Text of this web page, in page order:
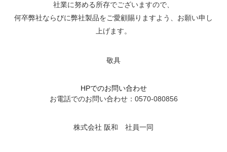
社業に努める所存でございますので、
何卒弊社ならびに弊社製品をご愛顧賜りますよう、お願い申し
上げます。
敬具
HPでのお問い合わせ
お電話でのお問い合わせ：0570-080856
株式会社 阪和 社員一同